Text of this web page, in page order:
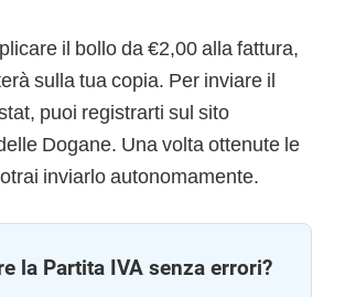
il bollo da €2,00 alla fattura,
sulla tua copia. Per inviare il
puoi registrarti sul sito
Dogane. Una volta ottenute le
inviarlo autonomamente.
la Partita IVA senza errori?